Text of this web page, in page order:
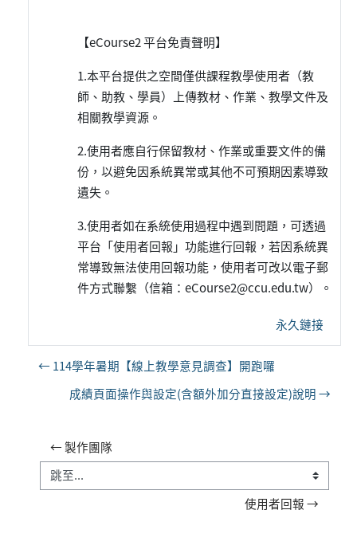
【eCourse2 平台免責聲明】
1.本平台提供之空間僅供課程教學使用者（教
師、助教、學員）上傳教材、作業、教學文件及
相關教學資源。
2.使用者應自行保留教材、作業或重要文件的備
份，以避免因系統異常或其他不可預期因素導致
遺失。
3.使用者如在系統使用過程中遇到問題，可透過
平台「使用者回報」功能進行回報， 若因系統異
常導致無法使用回報功能，使用者可改以電子郵
件方式聯繫（信箱：eCourse2@ccu.edu.tw）。
永久鏈接
← 114學年暑期【線上教學意見調查】開跑囉
成績頁面操作與設定(含額外加分直接設定)說明 →
← 製作團隊
跳至...
使用者回報 →